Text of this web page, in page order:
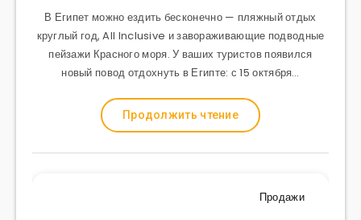
В Египет можно ездить бесконечно — пляжный отдых
круглый год, All Inclusive и завораживающие подводные
пейзажи Красного моря. У ваших туристов появился
новый повод отдохнуть в Египте: с 15 октября…
Продолжить чтение
Продажи